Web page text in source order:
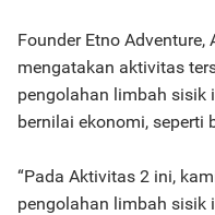
Founder Etno
mengatakan aktivitas
pengolahan limbah sisik
bernilai ekonomi, seperti
“Pada Aktivitas 2 ini,
pengolahan limbah sisik